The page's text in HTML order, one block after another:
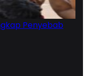
Penyebab